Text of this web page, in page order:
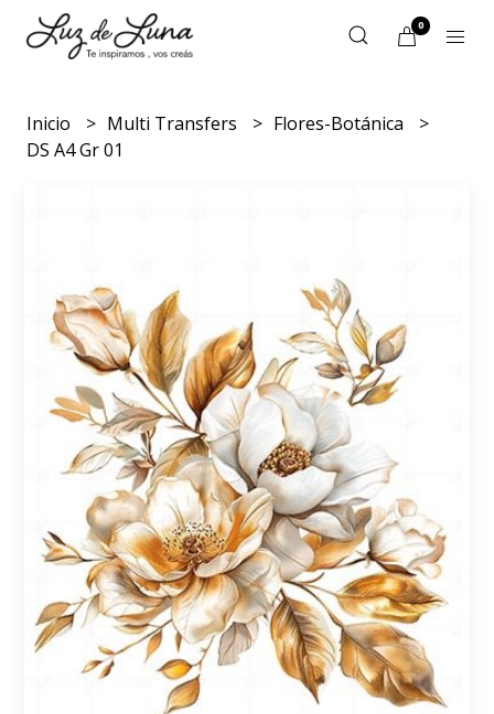
0
Inicio Multi Transfers
Flores-Botánica
DS A4 Gr 01